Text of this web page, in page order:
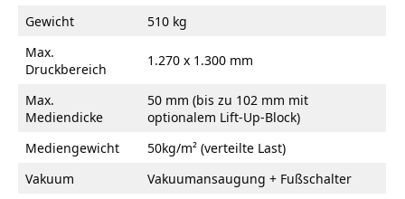
Gewicht
510 kg
Max.
Druckbereich
1.270 x 1.300 mm
Max.
Mediendicke
50 mm (bis zu 102 mm mit
optionalem Lift-Up-Block)
Mediengewicht
50kg/m² (verteilte Last)
Vakuum
Vakuumansaugung + Fußschalter